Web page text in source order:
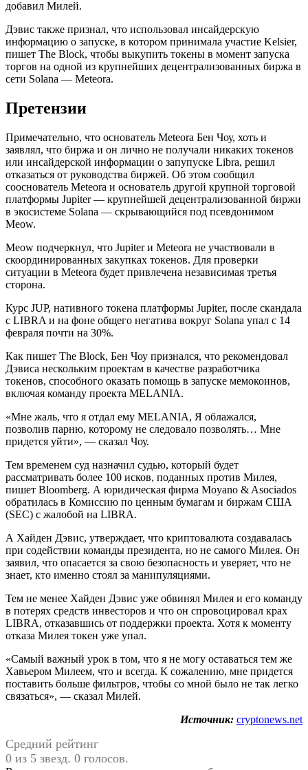
добавил Милей.
Дэвис также признал, что использовал инсайдерскую
информацию о запуске, в котором принимала участие Kelsier,
пишет The Block, чтобы выкупить токены в момент запуска
торгов на одной из крупнейших децентрализованных биржа в
сети Solana — Meteora.
Претензии
Примечательно, что основатель Meteora Бен Чоу, хоть и
заявлял, что биржа и он лично не получали никаких токенов
или инсайдерской информации о запупуске Libra, решил
отказаться от руководства биржей. Об этом сообщил
сооснователь Meteora и основатель другой крупной торговой
платформы Jupiter — крупнейшей децентрализованной биржи
в экосистеме Solana — скрывающийся под псевдонимом
Meow.
Meow подчеркнул, что Jupiter и Meteora не участвовали в
скоординированных закупках токенов. Для проверки
ситуации в Meteora будет привлечена независимая третья
сторона.
Курс JUP, нативного токена платформы Jupiter, после скандала
с LIBRA и на фоне общего негатива вокруг Solana упал с 14
февраля почти на 30%.
Как пишет The Block, Бен Чоу признался, что рекомендовал
Дэвиса нескольким проектам в качестве разработчика
токенов, способного оказать помощь в запуске мемокоинов,
включая команду проекта MELANIA.
«Мне жаль, что я отдал ему MELANIA, Я облажался,
позволив парню, которому не следовало позволять… Мне
придется уйти», — сказал Чоу.
Тем временем суд назначил судью, который будет
рассматривать более 100 исков, поданных против Милея,
пишет Bloomberg. А юридическая фирма Moyano & Asociados
обратилась в Комиссию по ценным бумагам и биржам США
(SEC) с жалобой на LIBRA.
А Хайден Дэвис, утверждает, что криптовалюта создавалась
при содействии команды президента, но не самого Милея. Он
заявил, что опасается за свою безопасность и уверяет, что не
знает, кто именно стоял за манипуляциями.
Тем не менее Хайден Дэвис уже обвинял Милея и его команду
в потерях средств инвесторов и что он спровоцировал крах
LIBRA, отказавшись от поддержки проекта. Хотя к моменту
отказа Милея токен уже упал.
«Самый важный урок в том, что я не могу оставаться тем же
Хавьером Милеем, что и всегда. К сожалению, мне придется
поставить больше фильтров, чтобы со мной было не так легко
связаться», — сказал Милей.
Источник: cryptonews.net
Средний рейтинг
0 из 5 звезд. 0 голосов.